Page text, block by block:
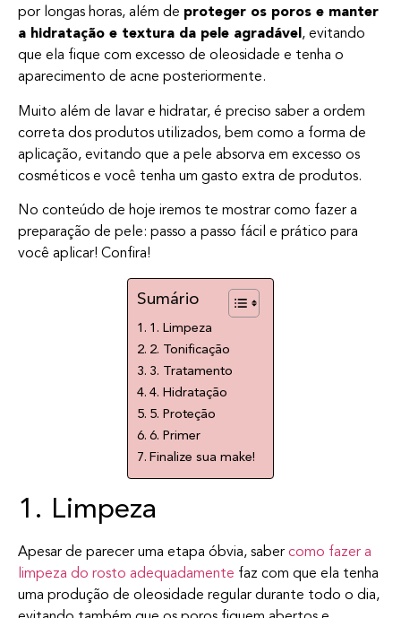
por longas horas, além de proteger os poros e manter
a hidratação e textura da pele agradável, evitando
que ela fique com excesso de oleosidade e tenha o
aparecimento de acne posteriormente.
Muito além de lavar e hidratar, é preciso saber a ordem
correta dos produtos utilizados, bem como a forma de
aplicação, evitando que a pele absorva em excesso os
cosméticos e você tenha um gasto extra de produtos.
No conteúdo de hoje iremos te mostrar como fazer a
preparação de pele: passo a passo fácil e prático para
você aplicar! Confira!
Sumário
1. Limpeza
2. Tonificação
3. Tratamento
4. Hidratação
5. Proteção
6. Primer
Finalize sua make!
1. Limpeza
Apesar de parecer uma etapa óbvia, saber como fazer a
limpeza do rosto adequadamente faz com que ela tenha
uma produção de oleosidade regular durante todo o dia,